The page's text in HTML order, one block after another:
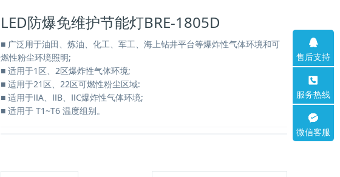
LED防爆免维护节能灯BRE-1805D
■ 广泛用于油田、炼油、化工、军工、海上钻井平台等爆炸性气体环境和可
燃性粉尘环境照明;
■ 适用于1区、2区爆炸性气体环境;
■ 适用于21区、22区可燃性粉尘区域:
■ 适用于ⅡA、ⅡB、ⅡC爆炸性气体环境;
■ 适用于 T1~T6 温度组别。
售后支持
服务热线
微信客服